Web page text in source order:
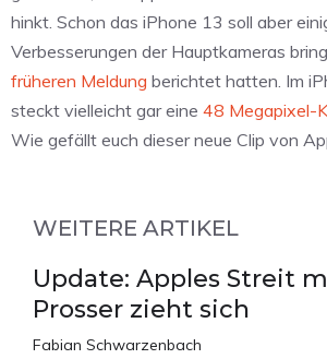
hinkt. Schon das iPhone 13 soll aber
Verbesserungen der Hauptkameras
früheren Meldung berichtet hatten. Im
steckt vielleicht gar eine 48 Megapixel-
Wie gefällt euch dieser neue Clip von
WEITERE ARTIKEL
Update: Apples Streit
Prosser zieht sich
Fabian Schwarzenbach